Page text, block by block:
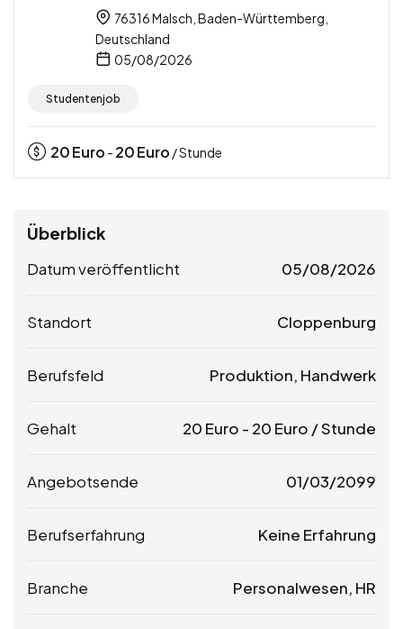
76316 Malsch, Baden-Württemberg,
Deutschland
05/08/2026
Studentenjob
20Euro - 20Euro / Stunde
Überblick
Datum veröffentlicht 05/08/2026
Standort Cloppenburg
Berufsfeld Produktion, Handwerk
Gehalt 20 Euro - 20 Euro / Stunde
Angebotsende 01/03/2099
Berufserfahrung Keine Erfahrung
Branche Personalwesen, HR